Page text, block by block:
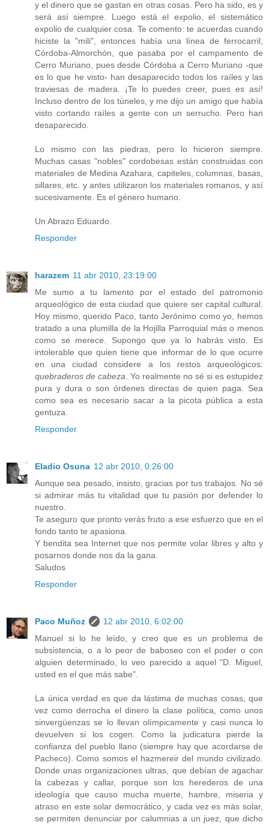
y el dinero que se gastan en otras cosas. Pero ha sido, es y
será así siempre. Luego está el expolio, el sistemático
expolio de cualquier cosa. Te comento: te acuerdas cuando
hiciste la "mili", entonces había una línea de ferrocarril,
Córdoba-Almorchón, que pasaba por el campamento de
Cerro Muriano, pues desde Córdoba a Cerro Muriano -que
es lo que he visto- han desaparecido todos los raíles y las
traviesas de madera. ¡Te lo puedes creer, pues es así!
Incluso dentro de los túneles, y me dijo un amigo que había
visto cortando raíles a gente con un serrucho. Pero han
desaparecido.
Lo mismo con las piedras, pero lo hicieron siempre.
Muchas casas "nobles" cordobesas están construidas con
materiales de Medina Azahara, capiteles, columnas, basas,
sillares, etc. y antes utilizaron los materiales romanos, y así
sucesivamente. Es el género humano.
Un Abrazo Eduardo.
Responder
harazem 11 abr 2010, 23:19:00
Me sumo a tu lamento por el estado del patromonio
arqueológico de esta ciudad que quiere ser capital cultural.
Hoy mismo, querido Paco, tanto Jerónimo como yo, hemos
tratado a una plumilla de la Hojilla Parroquial más o menos
como se merece. Supongo que ya lo habrás visto. Es
intolerable que quien tiene que informar de lo que ocurre
en una ciudad considere a los restos arqueológicos:
quebraderos de cabeza. Yo realmente no sé si es estupidez
pura y dura o son órdenes directas de quien paga. Sea
como sea es necesario sacar a la picota pública a esta
gentuza.
Responder
Eladio Osuna 12 abr 2010, 0:26:00
Aunque sea pesado, insisto, gracias por tus trabajos. No sé
si admirar más tu vitalidad que tu pasión por defender lo
nuestro.
Te aseguro que pronto verás fruto a ese esfuerzo que en el
fondo tanto te apasiona.
Y bendita sea Internet que nos permite volar libres y alto y
posarnos donde nos da la gana.
Saludos
Responder
Paco Muñoz
12 abr 2010, 6:02:00
Manuel si lo he leído, y creo que es un problema de
subsistencia, o a lo peor de baboseo con el poder o con
alguien determinado, lo veo parecido a aquel "D. Miguel,
usted es el que más sabe".
La única verdad es que da lástima de muchas cosas, que
vez como derrocha el dinero la clase política, como unos
sinvergüenzas se lo llevan olímpicamente y casi nunca lo
devuelven si los cogen. Como la judicatura pierde la
confianza del pueblo llano (siempre hay que acordarse de
Pacheco). Como somos el hazmereir del mundo civilizado.
Donde unas organizaciones ultras, que debían de agachar
la cabezas y callar, porque son los herederos de una
ideología que causo mucha muerte, hambre, miseria y
atraso en este solar democrático, y cada vez es más solar,
se permiten denunciar por calumnias a un juez, que dicho